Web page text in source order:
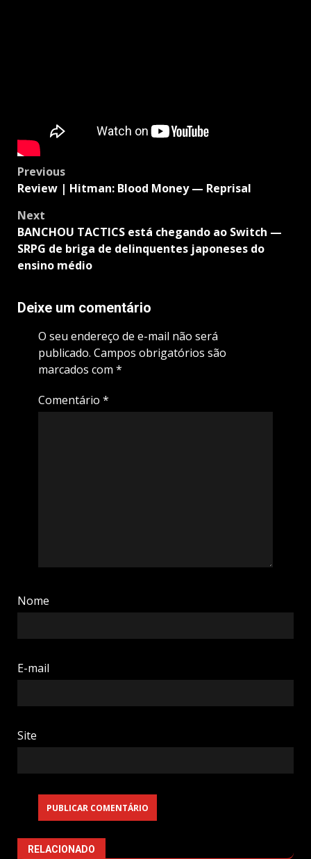
Post
navigation
Previous
Review | Hitman: Blood Money — Reprisal
Next
BANCHOU TACTICS está chegando ao Switch —
SRPG de briga de delinquentes japoneses do
ensino médio
Deixe um comentário
O seu endereço de e-mail não será
publicado. Campos obrigatórios são
marcados com *
Comentário *
Nome
E-mail
Site
RELACIONADO